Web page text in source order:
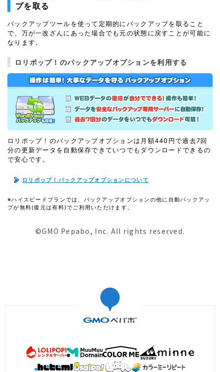
プを取る
バックアップツールを使って定期的にバックアップを取ること
で、万が一改ざんにあった場合でも元の状態に戻すことが可能に
なります。
ロリポップ！のバックアップオプションを利用する
ロリポップ！のバックアップオプションは月額440円で過去7回
分の更新データを自動保存できていつでもダウンロードできるの
で安心です。
ロリポップ！バックアップオプションについて
※ハイスピードプランでは、バックアップオプションの他に自動バックアッ
プが無料(復元は有料)でご利用いただけます。
©GMO Pepabo, Inc. All rights reserved.